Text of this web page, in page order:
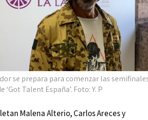
se prepara para comenzar las
‘Got Talent España’. Foto: Y. P
Malena Alterio, Carlos Areces y